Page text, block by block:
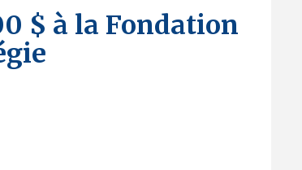
$ à la Fondation